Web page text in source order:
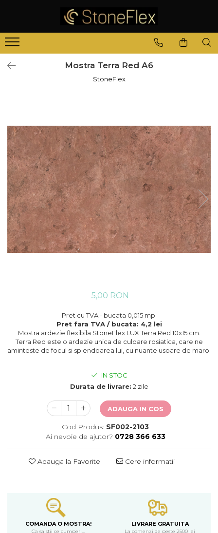
Mostra Terra Red A6
StoneFlex
5,00 RON
Pret cu TVA - bucata 0,015 mp
Pret fara TVA / bucata: 4,2 lei
Mostra ardezie flexibila StoneFlex LUX Terra Red 10x15 cm.
Terra Red este o ardezie unica de culoare rosiatica, care ne
aminteste de focul si splendoarea lui, cu nuante usoare de maro.
IN STOC
Durata de livrare: 2 zile
ADAUGA IN COS
Cod Produs: SF002-2103
Ai nevoie de ajutor? 0728 366 633
Adauga la Favorite Cere informatii
COMANDA O MOSTRA!
Ca sa stii ce cumperi...
LIVRARE GRATUITA
La comenzi de peste 2500 lei